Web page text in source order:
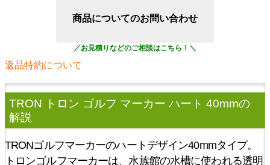
商品についてのお問い合わせ
返品特約について
TRON トロン ゴルフ マーカー ハート 40mmの
解説
TRONゴルフマーカーのハートデザイン40mmタイプ。
トロンゴルフマーカーは、水族館の水槽に使われる透明